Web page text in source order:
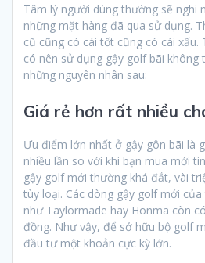
Tâm lý người dùng thường sẽ nghi
những mặt hàng đã qua sử dụng.
cũ cũng có cái tốt cũng có cái xấu.
có nên sử dụng gậy golf bãi không
những nguyên nhân sau:
Giá rẻ hơn rất nhiều
Ưu điểm lớn nhất ở gậy gôn bãi là
nhiều lần so với khi bạn mua mới
gậy golf mới thường khá đắt, vài
tùy loại. Các dòng gậy golf mới
như Taylormade hay Honma còn
đồng. Như vậy, để sở hữu bộ golf
đầu tư một khoản cực kỳ lớn.